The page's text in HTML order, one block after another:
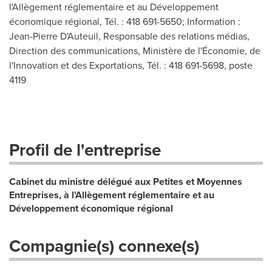
l'Allègement réglementaire et au Développement
économique régional, Tél. : 418 691-5650; Information :
Jean-Pierre D'Auteuil, Responsable des relations médias,
Direction des communications, Ministère de l'Économie, de
l'Innovation et des Exportations, Tél. : 418 691-5698, poste
4119
Profil de l'entreprise
Cabinet du ministre délégué aux Petites et Moyennes
Entreprises, à l'Allègement réglementaire et au
Développement économique régional
Compagnie(s) connexe(s)